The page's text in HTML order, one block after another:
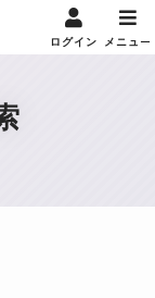
ログイン メニュー